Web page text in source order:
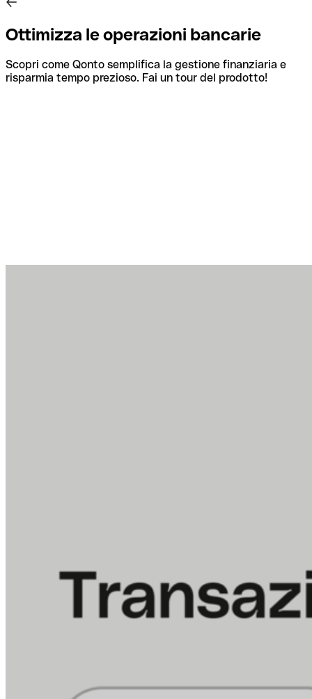
Ottimizza le operazioni bancarie
Scopri come Qonto semplifica la gestione finanziaria e
risparmia tempo prezioso. Fai un tour del prodotto!